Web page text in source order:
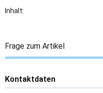
Inhalt:
Frage zum Artikel
Kontaktdaten